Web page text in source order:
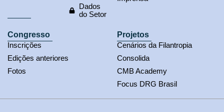
Dados
do Setor
Congresso
Inscrições
Edições anteriores
Fotos
Projetos
Cenários da Filantropia
Consolida
CMB Academy
Focus DRG Brasil